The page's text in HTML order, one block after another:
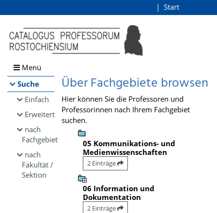
Browsen
direkt zum Inhalt
Start
Menü
Suche
Einfach
Erweitert
nach
Fachgebiet
nach
Fakultät /
Sektion
Über Fachgebiete browsen
Hier können Sie die Professoren und
Professorinnen nach Ihrem Fachgebiet
suchen.
05 Kommunikations- und
Medienwissenschaften
2 Einträge
06 Information und
Dokumentation
2 Einträge